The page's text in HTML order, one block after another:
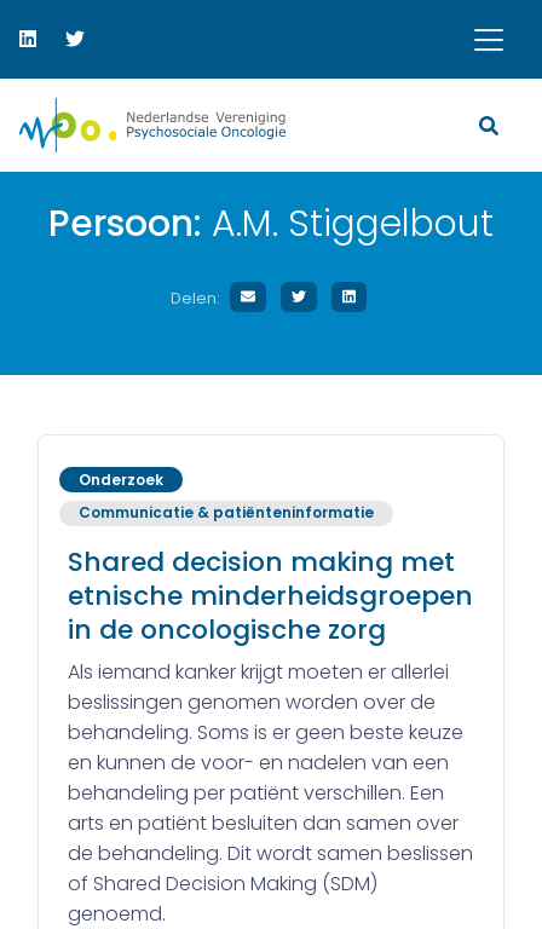
Persoon: A.M. Stiggelbout
Delen:
Onderzoek
Communicatie & patiënteninformatie
Shared decision making met
etnische minderheidsgroepen
in de oncologische zorg
Als iemand kanker krijgt moeten er allerlei
beslissingen genomen worden over de
behandeling. Soms is er geen beste keuze
en kunnen de voor- en nadelen van een
behandeling per patiënt verschillen. Een
arts en patiënt besluiten dan samen over
de behandeling. Dit wordt samen beslissen
of Shared Decision Making (SDM)
genoemd.